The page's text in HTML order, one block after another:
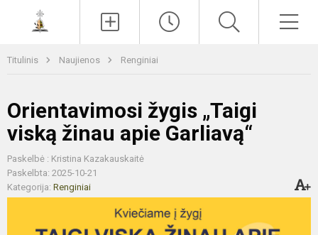
Titulinis Naujienos Renginiai
Orientavimosi žygis „Taigi
viską žinau apie Garliavą“
Paskelbė : Kristina Kazakauskaitė
Paskelbta: 2025-10-21
Kategorija: Renginiai